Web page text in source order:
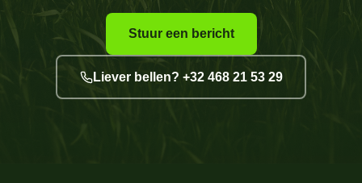
Stuur een bericht
Liever bellen? +32 468 21 53 29